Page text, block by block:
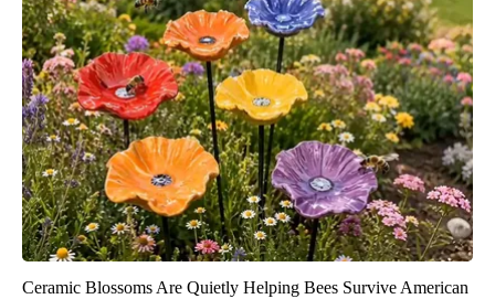
Ceramic Blossoms Are Quietly Helping Bees Survive American